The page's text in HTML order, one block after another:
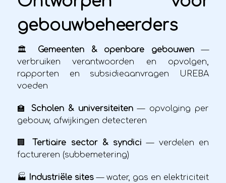
gebouwbeheerders
🏛️ Gemeenten & openbare gebouwen—
verbruiken verantwoorden en opvolgen,
rapporten en subsidieaanvragen UREBA
voeden
🏫 Scholen & universiteiten— opvolging per
gebouw, afwijkingen detecteren
🏢 Tertiaire sector & syndici — verdelen en
factureren (subbemetering)
🏭 Industriële sites — water, gas en elektriciteit